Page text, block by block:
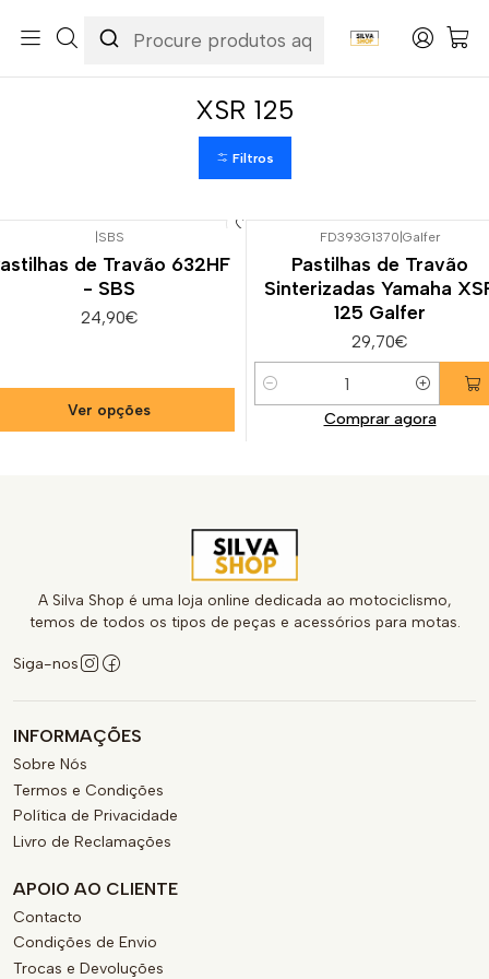
Suspensão & Travões
Pastilhas de Travão Yamaha XSR 125
XSR 125
Filtros
|SBS
de Travão 632HF
- SBS
24,90€
Ver opções
FD393G1370|Galfer
Pastilhas de Travão
Sinterizadas Yamaha
125 Galfer
29,70€
Quantidade
Comprar agora
A Silva Shop é uma loja online dedicada ao motociclismo,
temos de todos os tipos de peças e acessórios para motas.
Siga-nos
INFORMAÇÕES
Sobre Nós
Termos e Condições
Política de Privacidade
Livro de Reclamações
APOIO AO CLIENTE
Contacto
Condições de Envio
Trocas e Devoluções